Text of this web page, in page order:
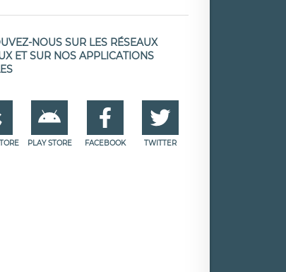
NOUS SUR LES RÉSEAUX
ET SUR NOS APPLICATIONS
PLAY STORE FACEBOOK TWITTER